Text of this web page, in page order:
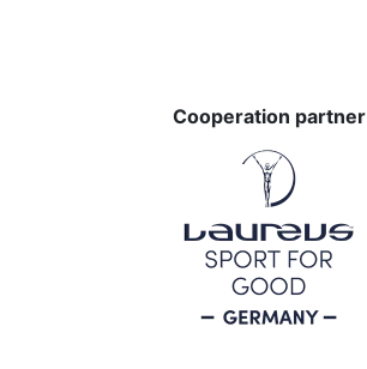
Cooperation partner